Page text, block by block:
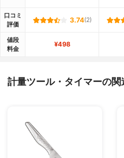
口コミ
評価
3.74(2)
値段
料金
¥498
計量ツール・タイマーの関